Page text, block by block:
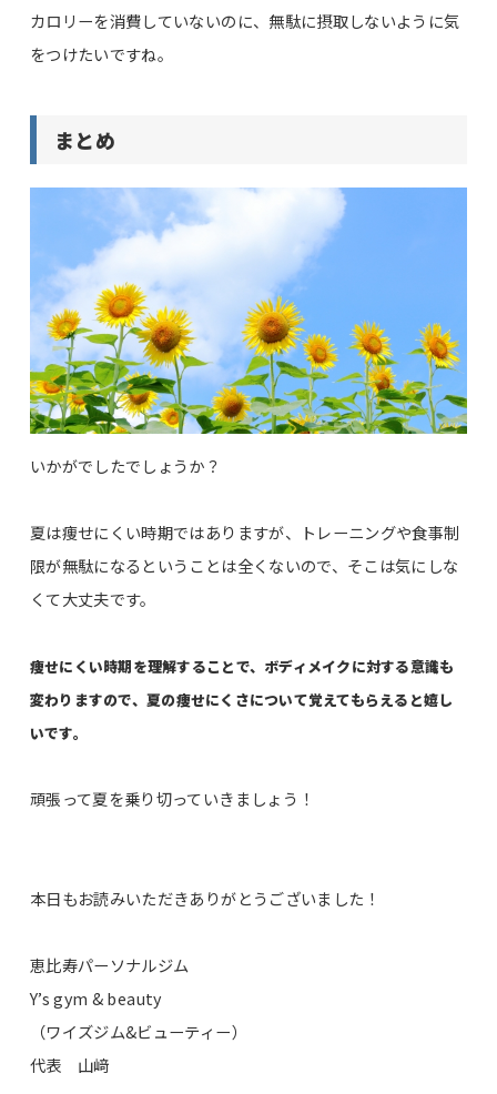
カロリーを消費していないのに、無駄に摂取しないように気
をつけたいですね。
まとめ
いかがでしたでしょうか？
夏は痩せにくい時期ではありますが、トレーニングや食事制
限が無駄になるということは全くないので、そこは気にしな
くて大丈夫です。
痩せにくい時期を理解することで、ボディメイクに対する意識も
変わりますので、 夏の痩せにくさについて覚えてもらえると嬉し
いです。
頑張って夏を乗り切っていきましょう！
本日もお読みいただきありがとうございました！
恵比寿パーソナルジム
Y’s gym & beauty
（ワイズジム&ビューティー）
代表 山﨑